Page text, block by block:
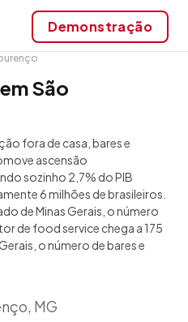
Demonstração
São
fora de casa, bares e
ascensão
sozinho 2,7% do PIB
6 milhões de brasileiros.
de Minas Gerais, o número
de food service chega a 175
o número de bares e